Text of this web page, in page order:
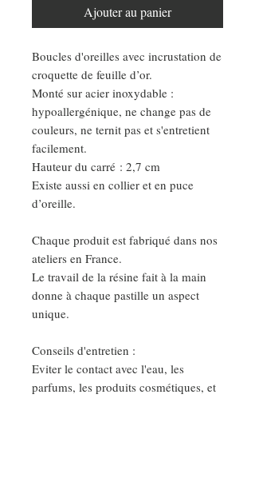
Ajouter au panier
Boucles d'oreilles avec incrustation de
croquette de feuille d’or.
Monté sur acier inoxydable :
hypoallergénique, ne change pas de
couleurs, ne ternit pas et s'entretient
facilement.
Hauteur du carré : 2,7 cm
Existe aussi en collier et en puce
d’oreille.
Chaque produit est fabriqué dans nos
ateliers en France.
Le travail de la résine fait à la main
donne à chaque pastille un aspect
unique.
Conseils d'entretien :
Eviter le contact avec l'eau, les
parfums, les produits cosmétiques, et